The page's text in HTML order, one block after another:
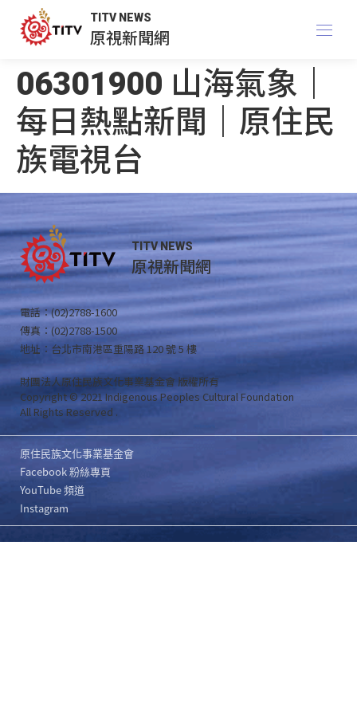
TITV NEWS
原視新聞網
06301900 山海氣象｜
每日熱點新聞｜原住民
族電視台
TITV NEWS
原視新聞網
電話：(02)2788-1600
傳真：(02)2788-1500
地址：台北市南港區重陽路 120 號 5 樓
財團法人原住民族文化事業基金會 版權所有
Copyright © 2021 Indigenous Peoples Cultural Foundation
All Rights Reserved .
原住民族文化事業基金會
Facebook 粉絲專頁
YouTube 頻道
Instagram